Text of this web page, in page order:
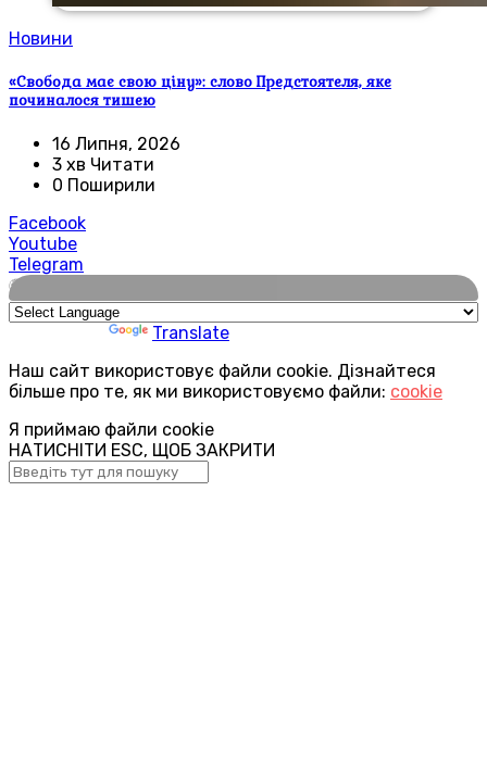
Новини
«Свобода має свою ціну»: слово Предстоятеля, яке
починалося тишею
16 Липня, 2026
3 хв Читати
0 Поширили
Facebook
Youtube
Telegram
🌍
Translate
Наш сайт використовує файли cookie. Дізнайтеся
більше про те, як ми використовуємо файли: cookie
Я приймаю файли cookie
НАТИСНІТИ ESC, ЩОБ ЗАКРИТИ